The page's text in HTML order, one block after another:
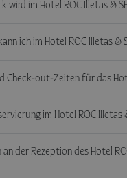
wird im Hotel ROC Illetas &
ich im Hotel ROC Illetas &
Check-out-Zeiten für das
im Hotel ROC Illetas
an der Rezeption des Hotel